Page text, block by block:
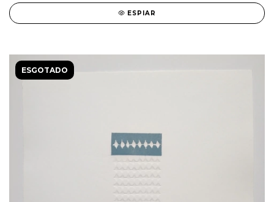
ESPIAR
ESGOTADO